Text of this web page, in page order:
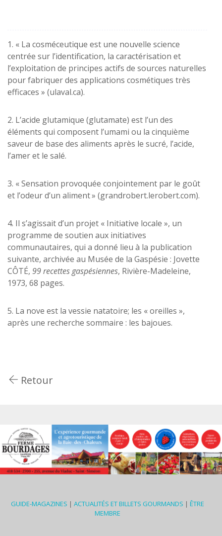
1. « La cosméceutique est une nouvelle science
centrée sur l’identification, la caractérisation et
l’exploitation de principes actifs de sources naturelles
pour fabriquer des applications cosmétiques très
efficaces » (ulaval.ca).
2. L’acide glutamique (glutamate) est l’un des
éléments qui composent l’umami ou la cinquième
saveur de base des aliments après le sucré, l’acide,
l’amer et le salé.
3. « Sensation provoquée conjointement par le goût
et l’odeur d’un aliment » (grandrobert.lerobert.com).
4. Il s’agissait d’un projet « Initiative locale », un
programme de soutien aux initiatives
communautaires, qui a donné lieu à la publication
suivante, archivée au Musée de la Gaspésie : Jovette
CÔTÉ, 99 recettes gaspésiennes, Rivière-Madeleine,
1973, 68 pages.
5. La nove est la vessie natatoire; les « oreilles »,
après une recherche sommaire : les bajoues.
Retour
GUIDE-MAGAZINES | ACTUALITÉS ET BILLETS GOURMANDS | ÊTRE
MEMBRE